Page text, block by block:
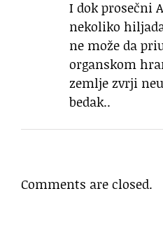
I dok prosečni
nekoliko
ne može da
organskom
zemlje zvrji
bedak..
Comments are closed.